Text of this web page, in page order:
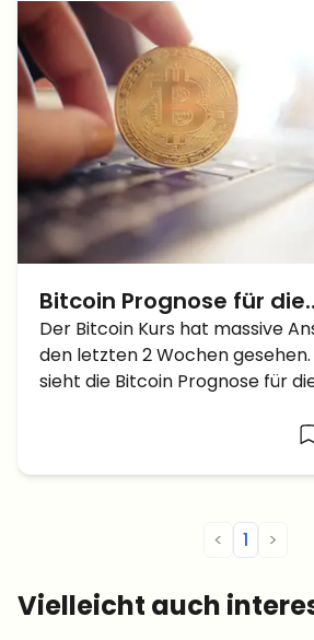
Bitcoin Prognose für die
nächsten 3 Monate:
Wette auf 1 Million Dollar
Der Bitcoin Kurs hat massive
den letzten 2 Wochen gesehen.
sieht die Bitcoin Prognose für
< 1 >
Vielleicht auch